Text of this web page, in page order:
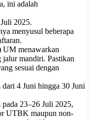
ini adalah
2025.
menyusul beberapa
UM menawarkan
jalur mandiri. Pastikan
sesuai dengan
dari 4 Juni hingga 30 Juni
23–26 Juli 2025,
UTBK maupun non-